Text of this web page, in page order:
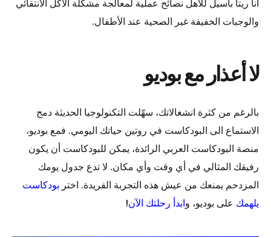
انا ريتا باسيل للأهل نصائح عملية لمعالجة مشكلة الأكل الانتقائي
والوجبات الخفيفة غير الصحية عند الأطفال.
لا أعذار مع بوديو
بالرغم من كثرة انشغالاتك، سهّلت التكنولوجيا الحديثة دمج
الاستماع الى البودكاست في روتين حياتك اليومي. فمع بوديو،
منصة البودكاست العربي الرائدة، يمكن للبودكاست أن يكون
رفيقك المثالي في أي وقت وأي مكان. لا تدع جدول يومك
المزدحم يمنعك من عيش هذه التجربة الفريدة. اختر بودكاست
يلهمك على بوديو، وابدأ رحلتك الآن!